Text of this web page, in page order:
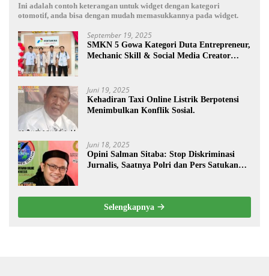
Ini adalah contoh keterangan untuk widget dengan kategori
otomotif, anda bisa dengan mudah memasukkannya pada widget.
September 19, 2025
SMKN 5 Gowa Kategori Duta Entrepreneur,
Mechanic Skill & Social Media Creator
Juni 19, 2025
Kehadiran Taxi Online Listrik Berpotensi
Menimbulkan Konflik Sosial.
Juni 18, 2025
Opini Salman Sitaba: Stop Diskriminasi
Jurnalis, Saatnya Polri dan Pers Satukan
Selengkapnya